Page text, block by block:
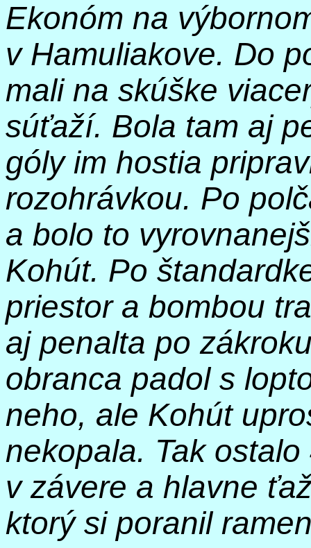
Ekonóm na
v Hamuliakove. Do
mali na skúške
súťaží. Bola tam aj
góly im hostia
rozohrávkou. Po
a bolo to
Kohút. Po
priestor a bombou
aj penalta po
obranca padol s
neho, ale Kohút
nekopala. Tak
v závere a hlavne
ktorý si poranil